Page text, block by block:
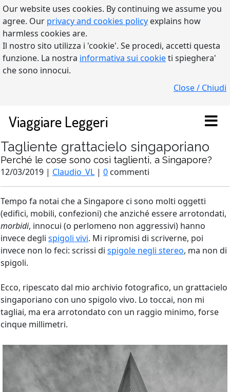
Our website uses cookies. By continuing we assume you
agree. Our privacy and cookies policy explains how
harmless cookies are.
Il nostro sito utilizza i 'cookie'. Se procedi, accetti questa
funzione. La nostra informativa sui cookieti spieghera'
che sono innocui.
Close / Chiudi
Viaggiare Leggeri
Tagliente grattacielo singaporiano
Perché le cose sono così taglienti, a Singapore?
12/03/2019 | Claudio_VL | 0 commenti
Tempo fa notai che a Singapore ci sono molti oggetti
(edifici, mobili, confezioni) che anziché essere arrotondati,
morbidi, innocui (o perlomeno non aggressivi) hanno
invece degli spigoli vivi. Mi ripromisi di scriverne, poi
invece non lo feci: scrissi di spigole negli stereo, ma non di
spigoli.
Ecco, ripescato dal mio archivio fotografico, un grattacielo
singaporiano con uno spigolo vivo. Lo toccai, non mi
tagliai, ma era arrotondato con un raggio minimo, forse
cinque millimetri.